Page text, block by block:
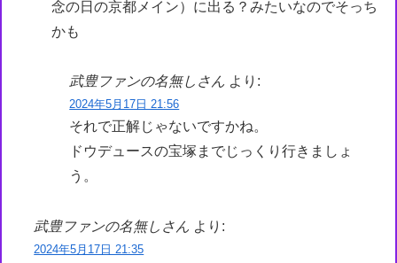
念の日の京都メイン）に出る？みたいなのでそっち
かも
武豊ファンの名無しさん より:
2024年5月17日 21:56
それで正解じゃないですかね。
ドウデュースの宝塚までじっくり行きましょ
う。
武豊ファンの名無しさん より:
2024年5月17日 21:35